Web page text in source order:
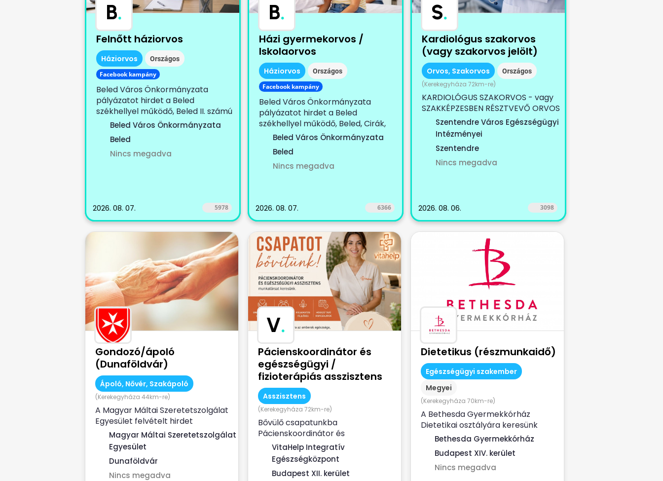
B.
Felnőtt háziorvos
Háziorvos Országos
Facebook kampány
Beled Város Önkormányzata
pályázatot hirdet a Beled
székhellyel működő, Beled II. számú
körzetet, Cirák...
Beled Város Önkormányzata
Beled
Nincs megadva
2026. 08. 07. 5978
B.
Házi gyermekorvos /
Iskolaorvos
Háziorvos Országos
Facebook kampány
Beled Város Önkormányzata
pályázatot hirdet a Beled
székhellyel működő, Beled, Cirák,
Dénesfa, Edve,...
Beled Város Önkormányzata
Beled
Nincs megadva
2026. 08. 07. 6366
S.
Kardiológus szakorvos
(vagy szakorvos jelölt)
Orvos, Szakorvos Országos
(Kerekegyháza 72km-re)
KARDIOLÓGUS SZAKORVOS - vagy
SZAKKÉPZESBEN RÉSZTVEVŐ ORVOS
KOLLÉGÁT KERESÜNK Szeretnél
egy...
Szentendre Város Egészségügyi
Intézményei
Szentendre
Nincs megadva
2026. 08. 06. 3098
Gondozó/ápoló
(Dunaföldvár)
Ápoló, Nővér, Szakápoló
(Kerekegyháza 44km-re)
A Magyar Máltai Szeretetszolgálat
Egyesület felvételt hirdet
Gondozó/ápoló munkakörbe. ...
Magyar Máltai Szeretetszolgálat
Egyesület
Dunaföldvár
Nincs megadva
V.
Pácienskoordinátor és
egészségügyi /
fizioterápiás asszisztens
Asszisztens
(Kerekegyháza 72km-re)
Bővülő csapatunkba
Pácienskoordinátor és
egészségügyi / fizioterápiás
asszisztens munkatársat keresünk.
VitaHelp Integratív
Egészségközpont
Budapest XII. kerület
Dietetikus (részmunkaidő)
Egészségügyi szakember
Megyei
(Kerekegyháza 70km-re)
A Bethesda Gyermekkórház
Dietetikai osztályára keresünk
kórházi tapasztalattal rendelkező
Bethesda Gyermekkórház
Budapest XIV. kerület
Nincs megadva